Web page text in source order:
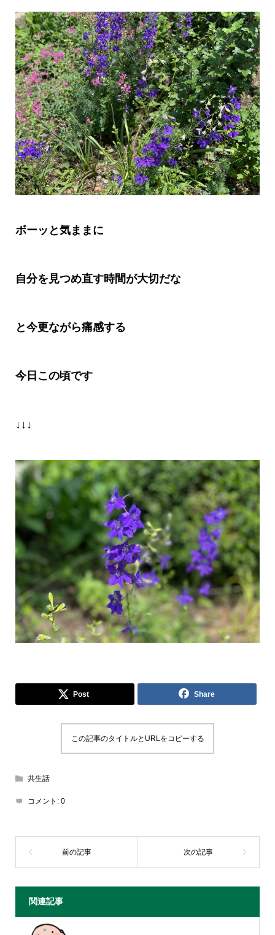
ボーッと気ままに
自分を見つめ直す時間が大切だな
と今更ながら痛感する
今日この頃です
↓↓↓
Post Share
この記事のタイトルとURLをコピーする
共生話
コメント: 0
関連記事